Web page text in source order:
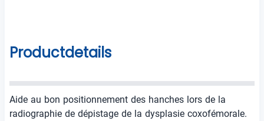
Productdetails
Aide au bon positionnement des hanches lors de la
radiographie de dépistage de la dysplasie coxofémorale.